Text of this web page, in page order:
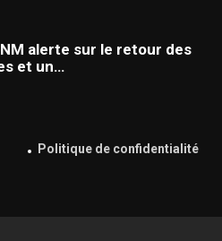
alerte sur le retour des
et un…
Politique de confidentialité